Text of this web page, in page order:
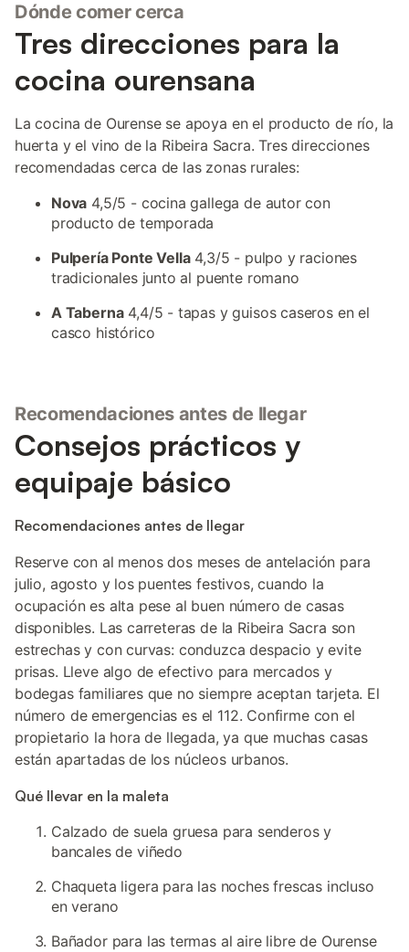
Dónde comer cerca
Tres direcciones para la
cocina ourensana
La cocina de Ourense se apoya en el producto de río, la
huerta y el vino de la Ribeira Sacra. Tres direcciones
recomendadas cerca de las zonas rurales:
Nova 4,5/5 - cocina gallega de autor con
producto de temporada
Pulpería Ponte Vella4,3/5 - pulpo y raciones
tradicionales junto al puente romano
A Taberna4,4/5 - tapas y guisos caseros en el
casco histórico
Recomendaciones antes de llegar
Consejos prácticos y
equipaje básico
Recomendaciones antes de llegar
Reserve con al menos dos meses de antelación para
julio, agosto y los puentes festivos, cuando la
ocupación es alta pese al buen número de casas
disponibles. Las carreteras de la Ribeira Sacra son
estrechas y con curvas: conduzca despacio y evite
prisas. Lleve algo de efectivo para mercados y
bodegas familiares que no siempre aceptan tarjeta. El
número de emergencias es el 112. Confirme con el
propietario la hora de llegada, ya que muchas casas
están apartadas de los núcleos urbanos.
Qué llevar en la maleta
Calzado de suela gruesa para senderos y
bancales de viñedo
Chaqueta ligera para las noches frescas incluso
en verano
Bañador para las termas al aire libre de Ourense